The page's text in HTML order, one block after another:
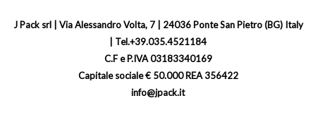
J Pack srl | Via Alessandro Volta, 7 | 24036 Ponte San Pietro (BG) Italy
| Tel.+39.035.4521184
C.F e P.IVA 03183340169
Capitale sociale € 50.000 REA 356422
info@jpack.it